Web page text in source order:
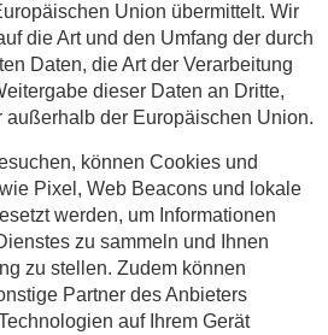
Union übermittelt. Wir
die Art und den Umfang der durch
Daten, die Art der Verarbeitung
dieser Daten an Dritte,
außerhalb der Europäischen Union.
können Cookies und
Pixel, Web Beacons und lokale
werden, um Informationen
zu sammeln und Ihnen
zu stellen. Zudem können
Partner des Anbieters
auf Ihrem Gerät